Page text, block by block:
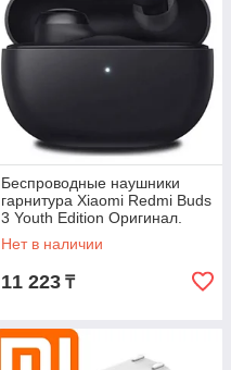
Беспроводные наушники
гарнитура Xiaomi Redmi Buds
3 Youth Edition Оригинал.
Арт.6974
Нет в наличии
11 223 ₸